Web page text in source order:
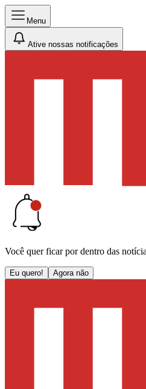
Menu
Ative nossas notificações
Você quer ficar por dentro das
Eu quero! Agora não